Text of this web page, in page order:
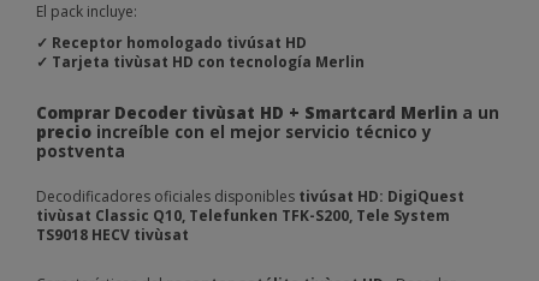
El pack incluye:
✓ Receptor homologado tivúsat HD
✓ Tarjeta tivùsat HD con tecnología Merlin
Comprar Decoder tivùsat HD + Smartcard Merlin a un
precio increíble con el mejor servicio técnico y
postventa
Decodificadores oficiales disponibles tivúsat HD: DigiQuest
tivùsat Classic Q10, Telefunken TFK-S200, Tele System
TS9018 HECV tivùsat